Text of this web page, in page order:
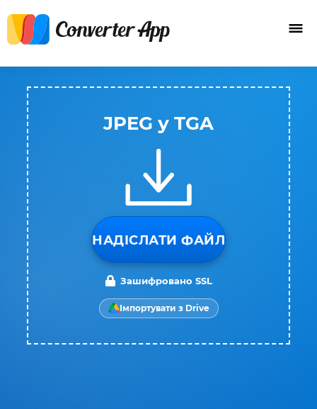
JPEG у TGA
НАДІСЛАТИ ФАЙЛ
Зашифровано SSL
Імпортувати з Drive